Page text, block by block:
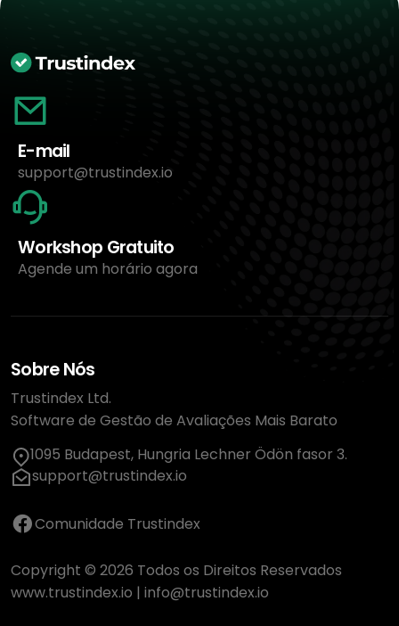
E-mail
support@trustindex.io
Workshop Gratuito
Agende um horário agora
Sobre Nós
Trustindex Ltd.
Software de Gestão de Avaliações Mais Barato
1095 Budapest, Hungria Lechner Ödön fasor 3.
support@trustindex.io
Comunidade Trustindex
Copyright © 2026 Todos os Direitos Reservados
www.trustindex.io | info@trustindex.io